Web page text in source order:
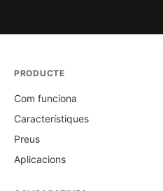
PRODUCTE
Com funciona
Característiques
Preus
Aplicacions